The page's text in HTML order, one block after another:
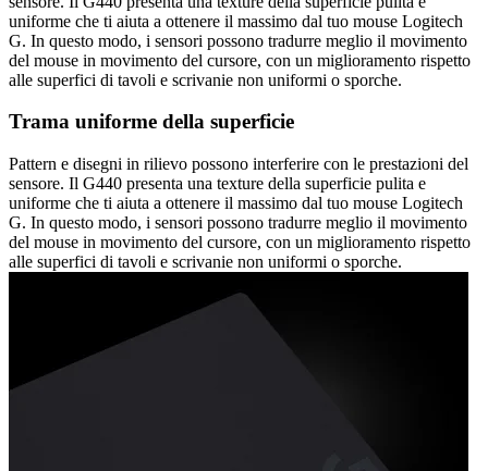
uniforme che ti aiuta a ottenere il massimo dal tuo mouse Logitech
G. In questo modo, i sensori possono tradurre meglio il movimento
del mouse in movimento del cursore, con un miglioramento rispetto
alle superfici di tavoli e scrivanie non uniformi o sporche.
Trama uniforme della superficie
Pattern e disegni in rilievo possono interferire con le prestazioni del
sensore. Il G440 presenta una texture della superficie pulita e
uniforme che ti aiuta a ottenere il massimo dal tuo mouse Logitech
G. In questo modo, i sensori possono tradurre meglio il movimento
del mouse in movimento del cursore, con un miglioramento rispetto
alle superfici di tavoli e scrivanie non uniformi o sporche.